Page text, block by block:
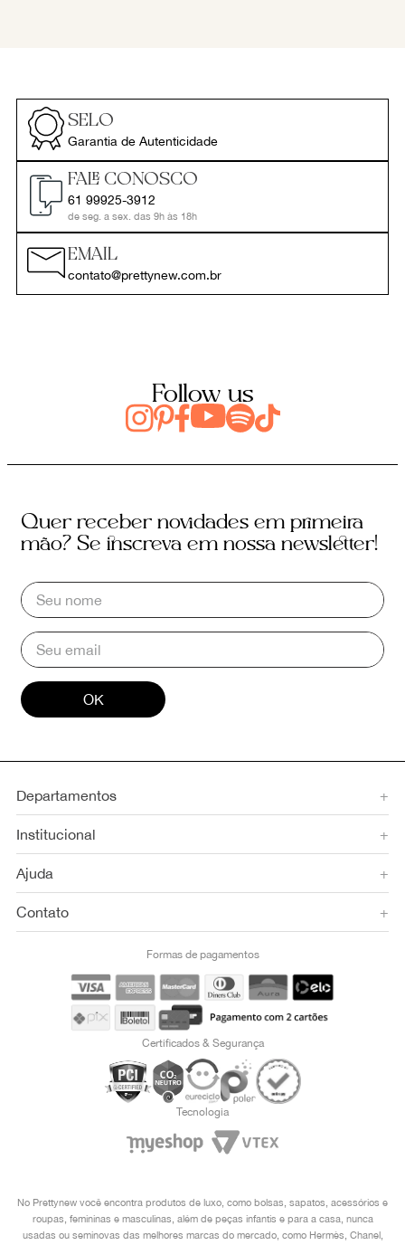
SELO
Garantia de Autenticidade
FALE CONOSCO
61 99925-3912
de seg. a sex. das 9h às 18h
EMAIL
contato@prettynew.com.br
Follow us
Quer receber novidades em primeira
mão? Se inscreva em nossa newsletter!
OK
Departamentos +
Institucional +
Ajuda +
Contato +
Formas de pagamentos
Certificados & Segurança
Tecnologia
No Prettynew você encontra produtos de luxo, como bolsas, sapatos, acessórios e
roupas, femininas e masculinas, além de peças infantis e para a casa, nunca
usadas ou seminovas das melhores marcas do mercado, como Hermès, Chanel,